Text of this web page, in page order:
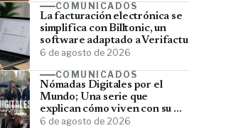
COMUNICADOS
La facturación electrónica se
simplifica con Billtonic, un
software adaptado a Verifactu
6 de agosto de 2026
COMUNICADOS
Nómadas Digitales por el
Mundo; Una serie que
explican cómo viven con su PC
y viajan por el mundo
6 de agosto de 2026